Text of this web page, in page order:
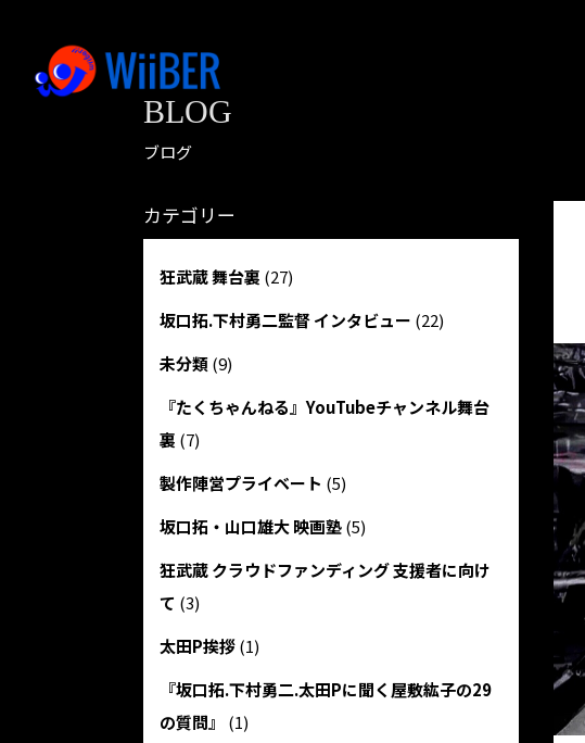
BLOG
ブログ
カテゴリー
狂武蔵 舞台裏 (27)
坂口拓.下村勇二監督 インタビュー (22)
未分類(9)
『たくちゃんねる』YouTubeチャンネル舞台
裏 (7)
製作陣営プライベート (5)
坂口拓・山口雄大 映画塾(5)
狂武蔵 クラウドファンディング 支援者に向け
て (3)
太田P挨拶(1)
『坂口拓.下村勇二.太田Pに聞く屋敷紘子の29
の質問』
(1)